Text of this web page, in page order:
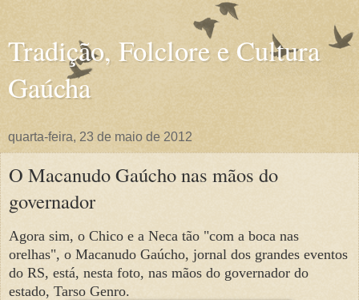
Tradição, Folclore e Cultura
Gaúcha
quarta-feira, 23 de maio de 2012
O Macanudo Gaúcho nas mãos do
governador
Agora sim, o Chico e a Neca tão "com a boca nas
orelhas", o Macanudo Gaúcho, jornal dos grandes eventos
do RS, está, nesta foto, nas mãos do governador do
estado, Tarso Genro.